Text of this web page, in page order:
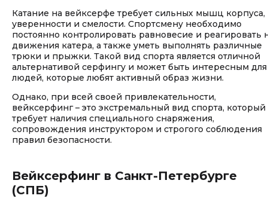
Катание на вейксерфе требует сильных мышц корпуса,
уверенности и смелости. Спортсмену необходимо
постоянно контролировать равновесие и реагировать
движения катера, а также уметь выполнять различные
трюки и прыжки. Такой вид спорта является отличной
альтернативой серфингу и может быть интересным для
людей, которые любят активный образ жизни.
Однако, при всей своей привлекательности,
вейксерфинг – это экстремальный вид спорта, который
требует наличия специального снаряжения,
сопровождения инструктором и строгого соблюдения
правил безопасности.
Вейксерфинг в Санкт-Петербурге
(СПБ)